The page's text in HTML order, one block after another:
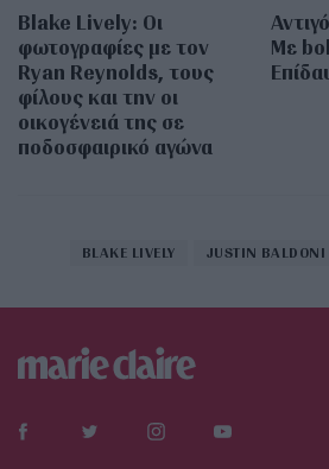
Blake Lively: Οι
φωτογραφίες με τον
Ryan Reynolds, τους
φίλους και την οι
οικογένειά της σε
ποδοσφαιρικό αγώνα
Με
BLAKE LIVELY JUSTIN BALDONI